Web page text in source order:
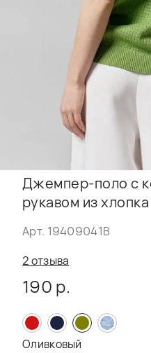
Джемпер-поло с
рукавом из хлопка
Арт. 19409041B
2 отзыва
190 р.
Оливковый